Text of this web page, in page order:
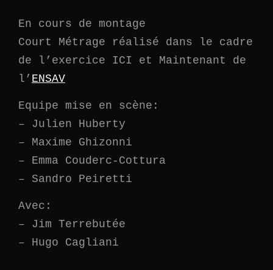
En cours de montage
Court Métrage réalisé dans le cadre
de l’exercice ICI et Maintenant de
l’ ENSAV
Equipe mise en scène:
– Julien Huberty
– Maxime Ghizonni
– Emma Couderc-Cottura
– Sandro Peiretti
Avec:
– Jim Terrebutée
– Hugo Cagliani